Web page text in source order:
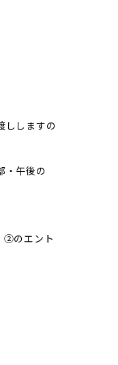
ししますの
・午後の
②のエント